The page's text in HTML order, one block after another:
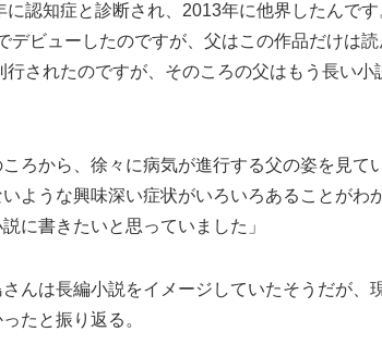
に認知症と診断され、2013年に他界したんで
デビューしたのですが、父はこの作品だけは
行されたのですが、そのころの父はもう長い小
ろから、徐々に病気が進行する父の姿を見て
ような興味深い症状がいろいろあることがわ
に書きたいと思っていました」
んは長編小説をイメージしていたそうだが、
たと振り返る。